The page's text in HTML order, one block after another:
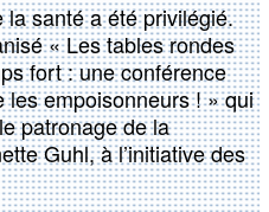
la santé a été privilégié.
« Les tables rondes
fort : une conférence
empoisonneurs ! » qui
patronage de la
Guhl, à l’initiative des